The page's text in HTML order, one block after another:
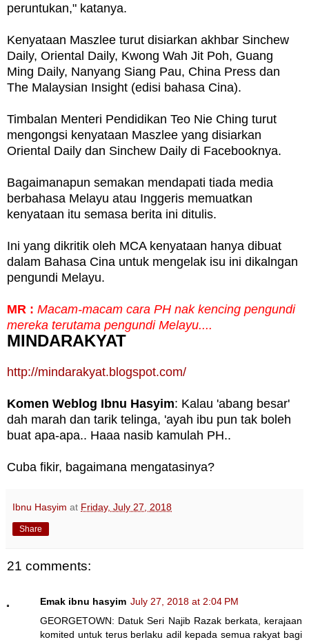
peruntukan," katanya.
Kenyataan Maszlee turut disiarkan akhbar Sinchew
Daily, Oriental Daily, Kwong Wah Jit Poh, Guang
Ming Daily, Nanyang Siang Pau, China Press dan
The Malaysian Insight (edisi bahasa Cina).
Timbalan Menteri Pendidikan Teo Nie Ching turut
mengongsi kenyataan Maszlee yang disiarkan
Oriental Daily dan Sinchew Daily di Facebooknya.
Bagaimanapun semakan mendapati tiada media
berbahasa Melayu atau Inggeris memuatkan
kenyataan itu semasa berita ini ditulis.
Ini yang dikritik oleh MCA kenyataan hanya dibuat
dalam Bahasa Cina untuk mengelak isu ini dikalngan
pengundi Melayu.
MR : Macam-macam cara PH nak kencing pengundi
mereka terutama pengundi Melayu....
MINDARAKYAT
http://mindarakyat.blogspot.com/
Komen Weblog Ibnu Hasyim: Kalau 'abang besar'
dah marah dan tarik telinga, 'ayah ibu pun tak boleh
buat apa-apa.. Haaa nasib kamulah PH..
Cuba fikir, bagaimana mengatasinya?
Ibnu Hasyim at Friday, July 27, 2018
Share
21 comments:
Emak ibnu hasyim July 27, 2018 at 2:04 PM
GEORGETOWN: Datuk Seri Najib Razak berkata, kerajaan
komited untuk terus berlaku adil kepada semua rakyat bagi